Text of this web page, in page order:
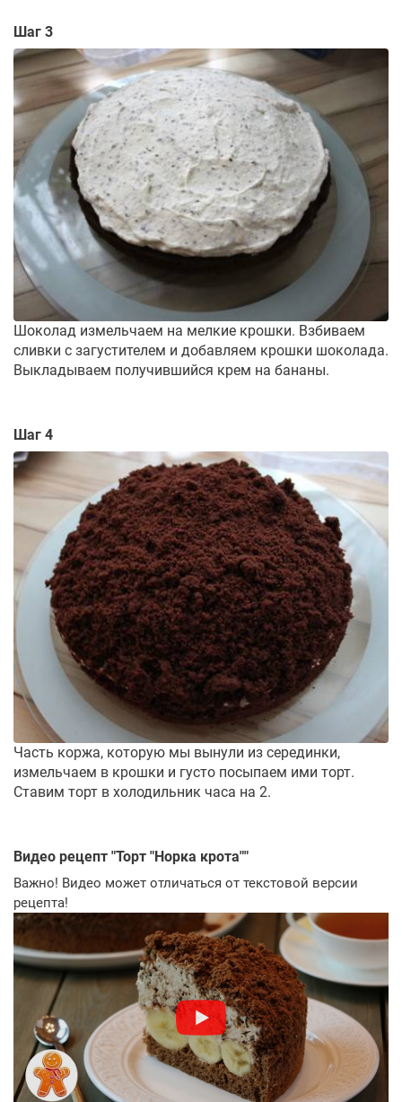
Шаг 3
Шоколад измельчаем на мелкие крошки. Взбиваем
сливки с загустителем и добавляем крошки шоколада.
Выкладываем получившийся крем на бананы.
Шаг 4
Часть коржа, которую мы вынули из серединки,
измельчаем в крошки и густо посыпаем ими торт.
Ставим торт в холодильник часа на 2.
Видео рецепт "Торт "Норка крота""
Важно! Видео может отличаться от текстовой версии
рецепта!